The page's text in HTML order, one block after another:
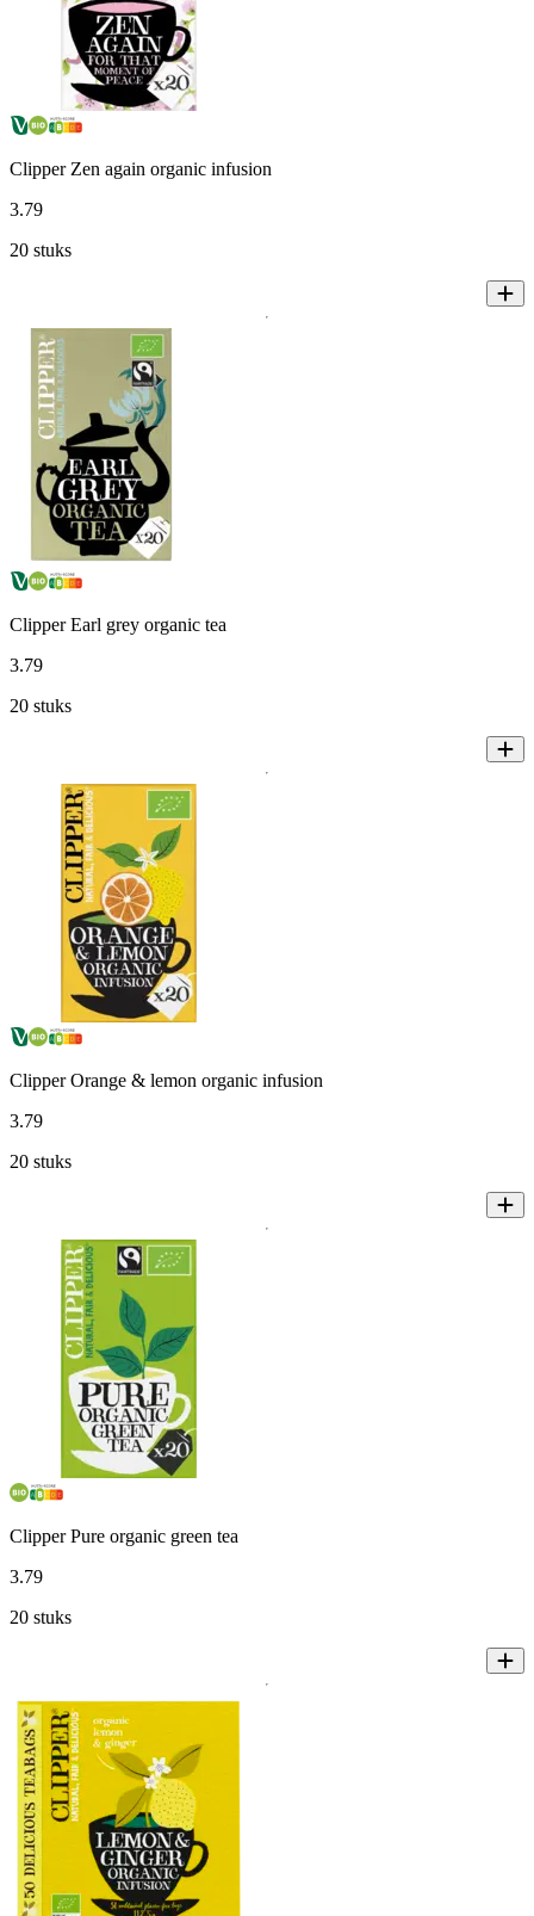
Clipper Zen again organic infusion
3.79
20 stuks
Clipper Earl grey organic tea
3.79
20 stuks
Clipper Orange & lemon organic infusion
3.79
20 stuks
Clipper Pure organic green tea
3.79
20 stuks